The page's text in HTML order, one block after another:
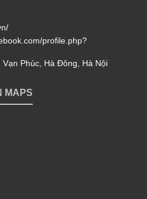
profile.php?
Vạn Phúc, Hà Đông, Hà Nội
MAPS